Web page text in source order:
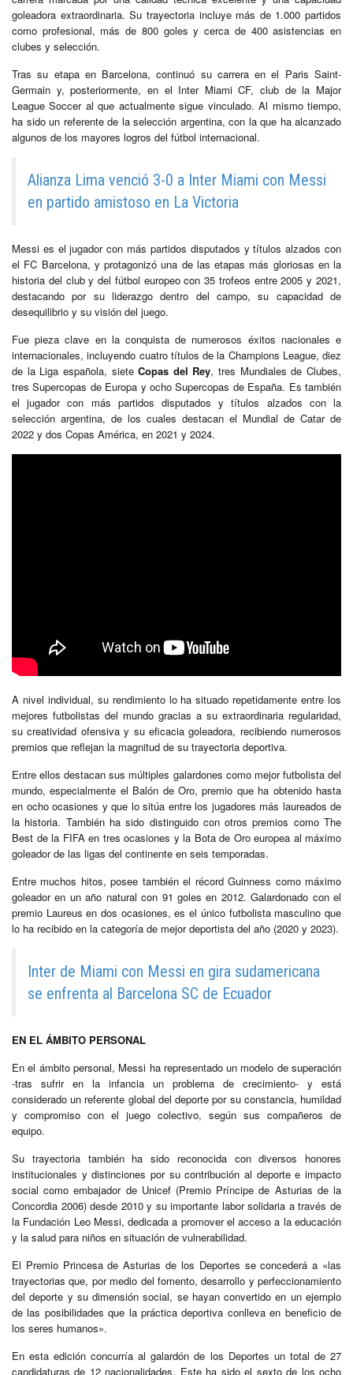
goleadora extraordinaria. Su trayectoria incluye más de 1.000 partidos
como profesional, más de 800 goles y cerca de 400 asistencias en
clubes y selección.
Tras su etapa en Barcelona, continuó su carrera en el Paris Saint-
Germain y, posteriormente, en el Inter Miami CF, club de la Major
League Soccer al que actualmente sigue vinculado. Al mismo tiempo,
ha sido un referente de la selección argentina, con la que ha alcanzado
algunos de los mayores logros del fútbol internacional.
Alianza Lima venció 3-0 a Inter Miami con Messi
en partido amistoso en La Victoria
Messi es el jugador con más partidos disputados y títulos alzados con
el FC Barcelona, y protagonizó una de las etapas más gloriosas en la
historia del club y del fútbol europeo con 35 trofeos entre 2005 y 2021,
destacando por su liderazgo dentro del campo, su capacidad de
desequilibrio y su visión del juego.
Fue pieza clave en la conquista de numerosos éxitos nacionales e
internacionales, incluyendo cuatro títulos de la Champions League, diez
de la Liga española, sieteCopas del Rey, tres Mundiales de Clubes,
tres Supercopas de Europa y ocho Supercopas de España. Es también
el jugador con más partidos disputados y títulos alzados con la
selección argentina, de los cuales destacan el Mundial de Catar de
2022 y dos Copas América, en 2021 y 2024.
A nivel individual, su rendimiento lo ha situado repetidamente entre los
mejores futbolistas del mundo gracias a su extraordinaria regularidad,
su creatividad ofensiva y su eficacia goleadora, recibiendo numerosos
premios que reflejan la magnitud de su trayectoria deportiva.
Entre ellos destacan sus múltiples galardones como mejor futbolista del
mundo, especialmente el Balón de Oro, premio que ha obtenido hasta
en ocho ocasiones y que lo sitúa entre los jugadores más laureados de
la historia. También ha sido distinguido con otros premios como The
Best de la FIFA en tres ocasiones y la Bota de Oro europea al máximo
goleador de las ligas del continente en seis temporadas.
Entre muchos hitos, posee también el récord Guinness como máximo
goleador en un año natural con 91 goles en 2012. Galardonado con el
premio Laureus en dos ocasiones, es el único futbolista masculino que
lo ha recibido en la categoría de mejor deportista del año (2020 y 2023).
Inter de Miami con Messi en gira sudamericana
se enfrenta al Barcelona SC de Ecuador
EN EL ÁMBITO PERSONAL
En el ámbito personal, Messi ha representado un modelo de superación
-tras sufrir en la infancia un problema de crecimiento- y está
considerado un referente global del deporte por su constancia, humildad
y compromiso con el juego colectivo, según sus compañeros de
equipo.
Su trayectoria también ha sido reconocida con diversos honores
institucionales y distinciones por su contribución al deporte e impacto
social como embajador de Unicef (Premio Príncipe de Asturias de la
Concordia 2006) desde 2010 y su importante labor solidaria a través de
la Fundación Leo Messi, dedicada a promover el acceso a la educación
y la salud para niños en situación de vulnerabilidad.
El Premio Princesa de Asturias de los Deportes se concederá a «las
trayectorias que, por medio del fomento, desarrollo y perfeccionamiento
del deporte y su dimensión social, se hayan convertido en un ejemplo
de las posibilidades que la práctica deportiva conlleva en beneficio de
los seres humanos».
En esta edición concurría al galardón de los Deportes un total de 27
candidaturas de 12 nacionalidades. Este ha sido el sexto de los ocho